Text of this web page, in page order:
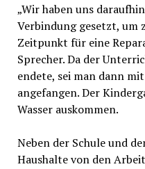
„Wir haben uns
Verbindung gesetzt, um
Zeitpunkt für eine
Sprecher. Da der
endete, sei man dann
angefangen. Der
Wasser auskommen.
Neben der Schule und
Haushalte von den